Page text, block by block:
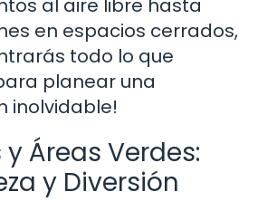
al aire libre hasta
en espacios cerrados,
todo lo que
planear una
inolvidable!
Áreas Verdes:
y Diversión